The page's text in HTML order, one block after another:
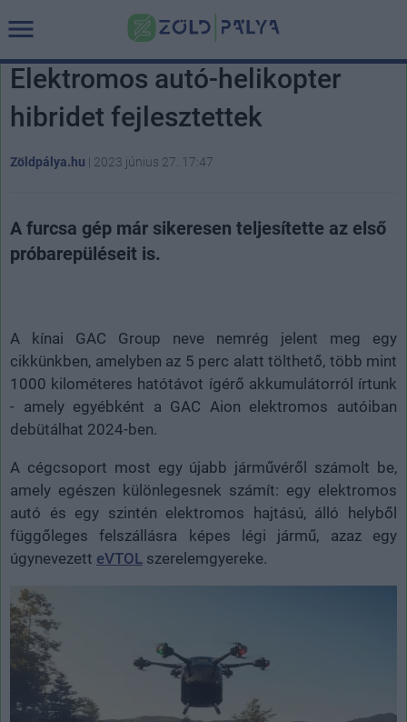
Elektromos autó-helikopter
hibridet fejlesztettek
Zöldpálya.hu | 2023 június 27. 17:47
A furcsa gép már sikeresen teljesítette az első
próbarepüléseit is.
A kínai GAC Group neve nemrég jelent meg egy
cikkünkben, amelyben az 5 perc alatt tölthető, több mint
1000 kilométeres hatótávot ígérő akkumulátorról írtunk
- amely egyébként a GAC Aion elektromos autóiban
debütálhat 2024-ben.
A cégcsoport most egy újabb járművéről számolt be,
amely egészen különlegesnek számít: egy elektromos
autó és egy szintén elektromos hajtású, álló helyből
függőleges felszállásra képes légi jármű, azaz egy
úgynevezett eVTOL szerelemgyereke.